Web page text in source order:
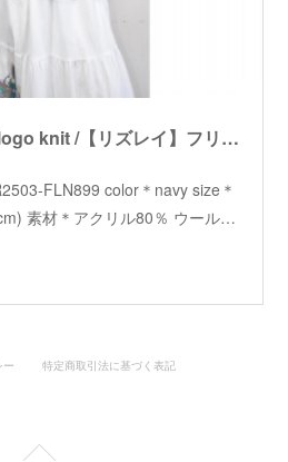
【RISLEY】 fringe logo knit /【リズレイ】フリンジロゴニット
FLN899 color＊navy size＊
素材＊アクリル80％ ウール…
ー 特定商取引法に基づく表記